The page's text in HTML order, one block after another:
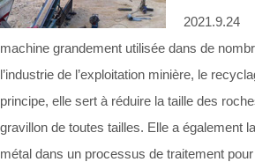
2021.9.24
machine grandement utilisée dans de
l’industrie de l’exploitation minière, le
principe, elle sert à réduire la taille des
gravillon de toutes tailles. Elle a également
métal dans un processus de traitement